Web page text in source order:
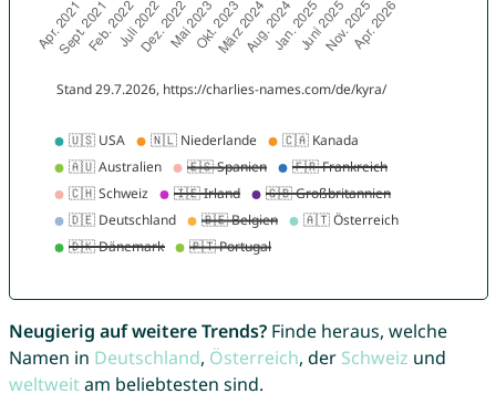
Neugierig auf weitere Trends?Finde heraus, welche
Namen in Deutschland, Österreich, der Schweiz und
weltweitam beliebtesten sind.